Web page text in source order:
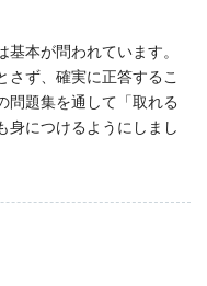
本が問われています。
さず、確実に正答するこ
問題集を通して「取れる
身につけるようにしまし